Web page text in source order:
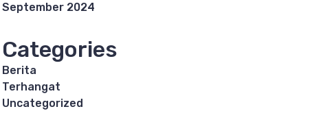
September 2024
Categories
Berita
Terhangat
Uncategorized